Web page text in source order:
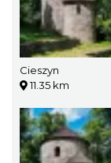
Cieszyn
11.35 km